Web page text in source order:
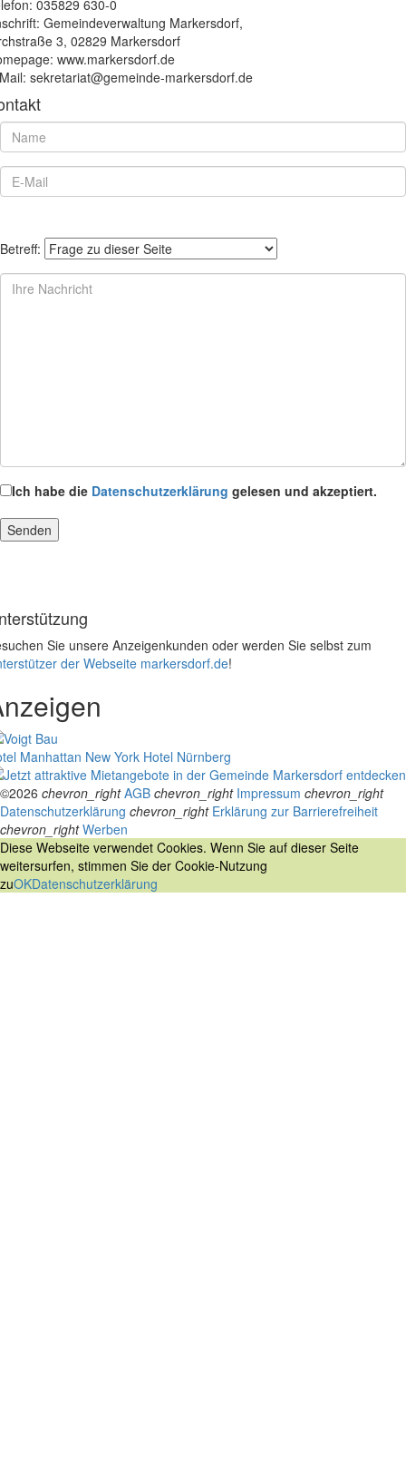
035829 630-0
Gemeindeverwaltung Markersdorf,
3, 02829 Markersdorf
www.markersdorf.de
sekretariat@gemeinde-markersdorf.de
Betreff:
Ich habe die Datenschutzerklärung gelesen und akzeptiert.
Sie unsere Anzeigenkunden oder werden Sie selbst zum
der Webseite markersdorf.de!
Manhattan New York Hotel Nürnberg
©2026 chevron_right AGB chevron_right Impressum chevron_right
Datenschutzerklärung chevron_right Erklärung zur Barrierefreiheit
chevron_right Werben
Diese Webseite verwendet Cookies. Wenn Sie auf dieser Seite
weitersurfen, stimmen Sie der Cookie-Nutzung
zuOKDatenschutzerklärung